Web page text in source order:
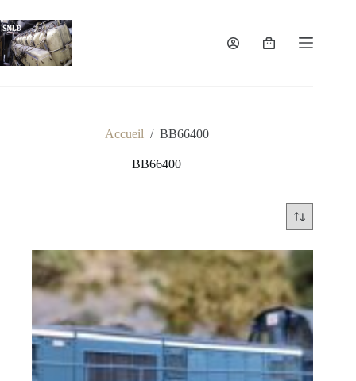
au
contenu
Panier
Accueil / BB66400
BB66400